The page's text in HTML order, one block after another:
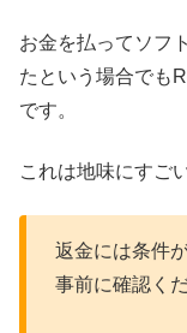
お金を払ってソフ
たという場合でも
です。
これは地味にすご
返金には条件
事前に確認く